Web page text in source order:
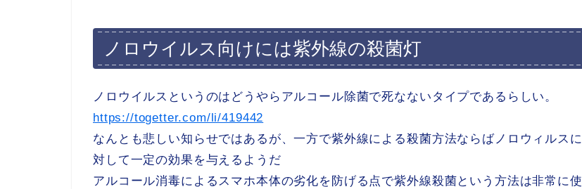
ノロウイルス向けには紫外線の殺菌灯
ノロウイルスというのはどうやらアルコール除菌で死なないタイプであるらしい。
https://togetter.com/li/419442
なんとも悲しい知らせではあるが、一方で紫外線による殺菌方法ならばノロウィルスに
対して一定の効果を与えるようだ
アルコール消毒によるスマホ本体の劣化を防げる点で紫外線殺菌という方法は非常に使